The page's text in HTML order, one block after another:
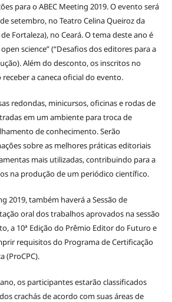
para o ABEC Meeting 2019. O evento será
setembro, no Teatro Celina Queiroz da
Fortaleza), no Ceará. O tema deste ano é
science” (“Desafios dos editores para a
Além do desconto, os inscritos no
a caneca oficial do evento.
redondas, minicursos, oficinas e rodas de
em um ambiente para troca de
de conhecimento. Serão
sobre as melhores práticas editoriais
mais utilizadas, contribuindo para a
na produção de um periódico científico.
2019, também haverá a Sessão de
oral dos trabalhos aprovados na sessão
a 10ª Edição do Prêmio Editor do Futuro e
requisitos do Programa de Certificação
(ProCPC).
os participantes estarão classificados
crachás de acordo com suas áreas de